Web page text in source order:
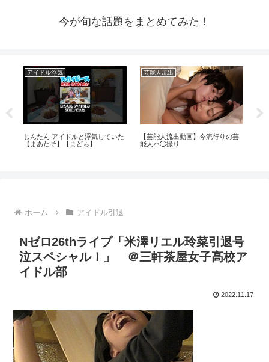
今が旬な話題をまとめてみた！
アイドル浮気
じんたん アイドルと浮気していた
【まあたそ】【まどち】
芸能人流出
【芸能人流出動画】今流行りの芸
能人ハ◯撮り
ホーム アイドル引退
Nゼロ26thライブ「米澤リエル玲菜引退号
泣スペシャル！」 ＠三軒茶屋女子高校ア
イドル部
2022.11.17